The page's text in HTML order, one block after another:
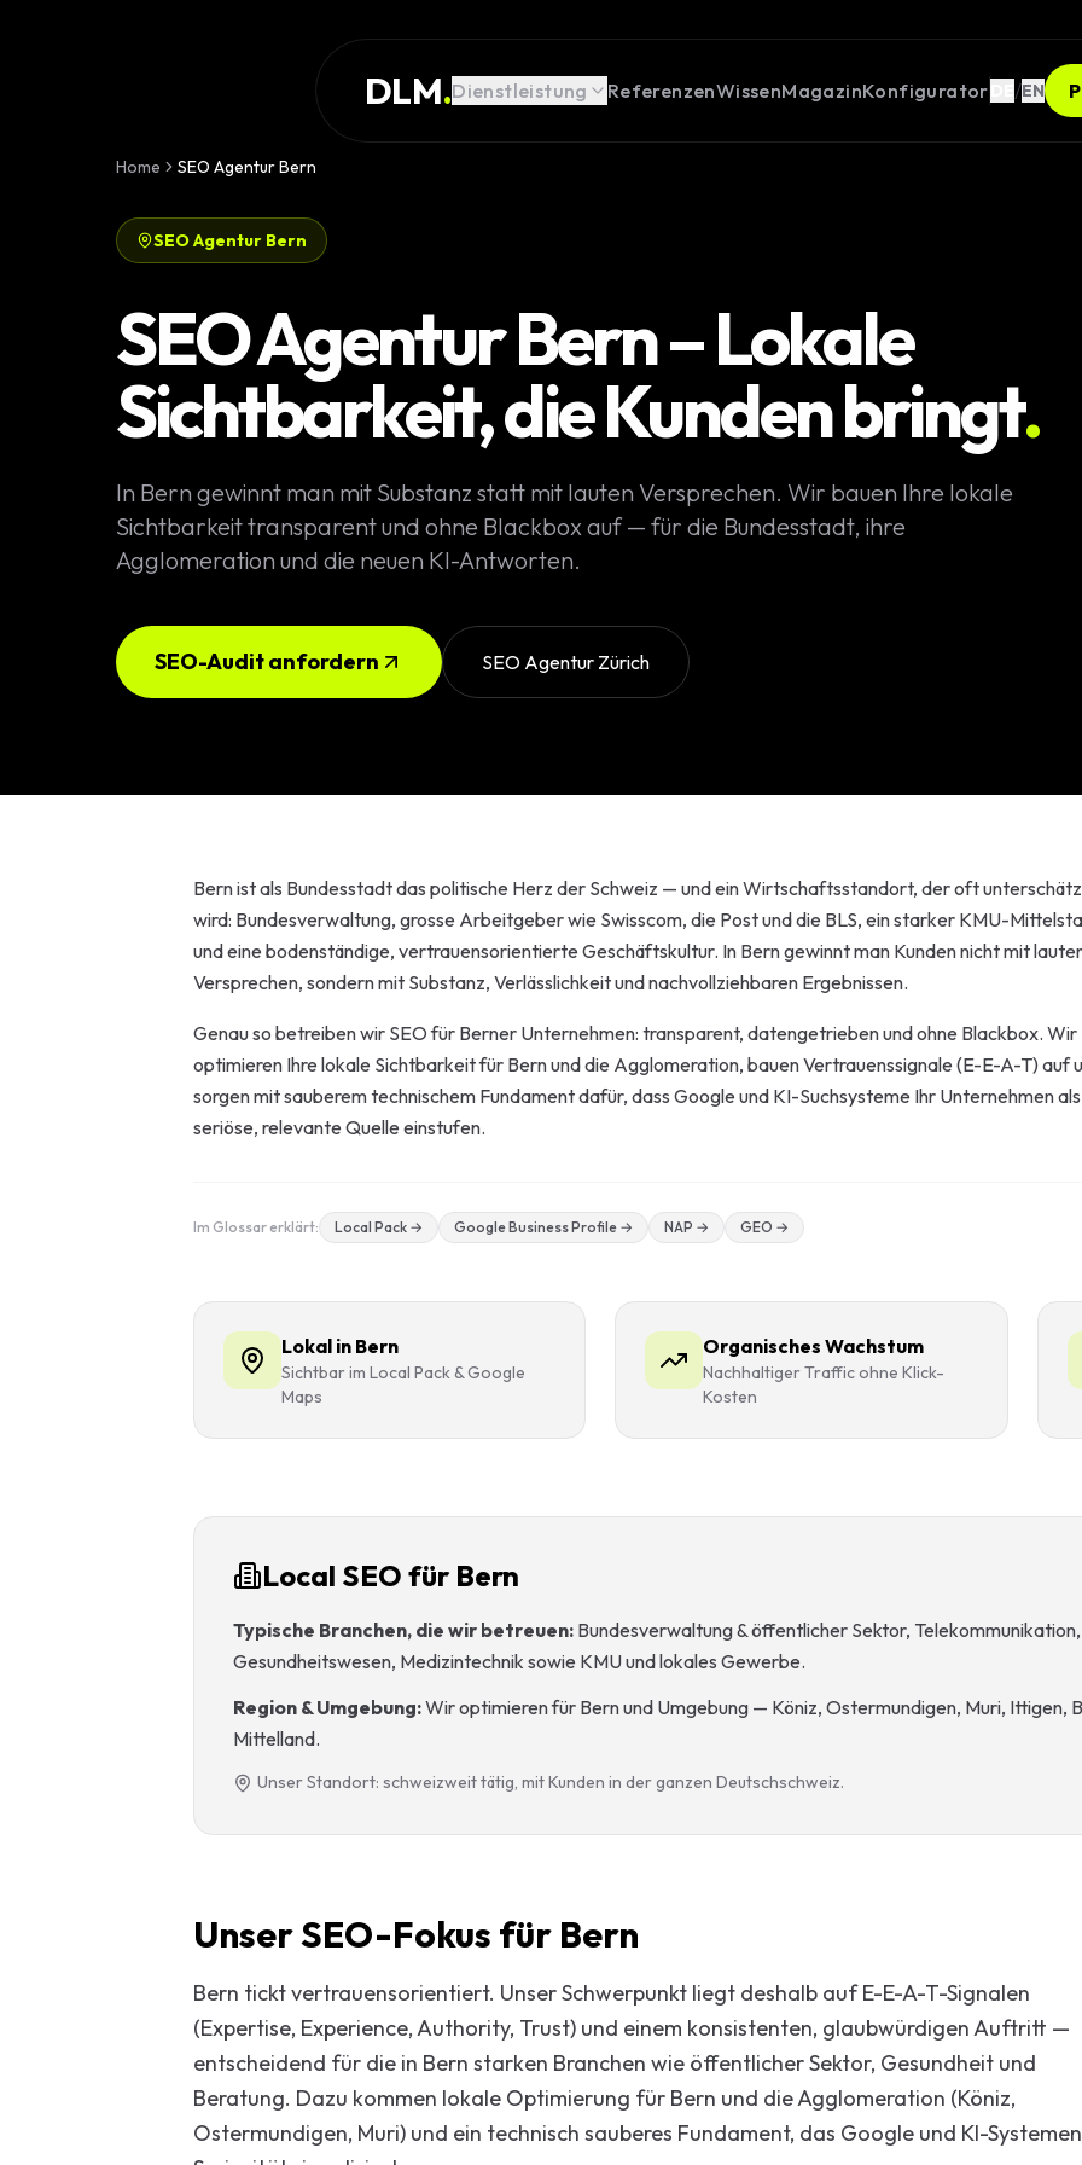
DLM.Dienstleistung ReferenzenWissenMagazinKonfigurator /EN
DIENSTLEISTUNG
REFERENZEN
WISSEN
GLOSSAR
KONFIGURATOR
RECHNER
PROJEKT
STARTEN
DE/EN
Landingpages
Premium Webseiten
Individueller Rechner /
Konfigurator
Individuelles UI/UX
SEO Strategien
GEO & Local SEO
Google Adwords
Consulting
Start-up-Beratung
Digitales Marketing-
Beratung
Home SEO Agentur Bern
SEO Agentur Bern
SEO Agentur Bern – Lokale
Sichtbarkeit, die Kunden bringt.
In Bern gewinnt man mit Substanz statt mit lauten Versprechen. Wir bauen Ihre lokale
Sichtbarkeit transparent und ohne Blackbox auf — für die Bundesstadt, ihre
Agglomeration und die neuen KI-Antworten.
SEO-Audit anfordern SEO Agentur Zürich
Bern ist als Bundesstadt das politische Herz der Schweiz — und ein Wirtschaftsstandort, der oft
wird: Bundesverwaltung, grosse Arbeitgeber wie Swisscom, die Post und die BLS, ein starker KMU-
und eine bodenständige, vertrauensorientierte Geschäftskultur. In Bern gewinnt man Kunden nicht mit
Versprechen, sondern mit Substanz, Verlässlichkeit und nachvollziehbaren Ergebnissen.
Genau so betreiben wir SEO für Berner Unternehmen: transparent, datengetrieben und ohne Blackbox. Wir
optimieren Ihre lokale Sichtbarkeit für Bern und die Agglomeration, bauen Vertrauenssignale (E-E-A-T) auf
sorgen mit sauberem technischem Fundament dafür, dass Google und KI-Suchsysteme Ihr Unternehmen als
seriöse, relevante Quelle einstufen.
Im Glossar erklärt: Local Pack → Google Business Profile → NAP → GEO →
Lokal in Bern
Sichtbar im Local Pack & Google
Maps
Organisches Wachstum
Nachhaltiger Traffic ohne Klick-
Kosten
Local SEO für Bern
Typische Branchen, die wir betreuen: Bundesverwaltung & öffentlicher Sektor,
Gesundheitswesen, Medizintechnik sowie KMU und lokales Gewerbe.
Region & Umgebung:Wir optimieren für Bern und Umgebung — Köniz, Ostermundigen, Muri, Ittigen,
Mittelland.
Unser Standort: schweizweit tätig, mit Kunden in der ganzen Deutschschweiz.
Unser SEO-Fokus für Bern
Bern tickt vertrauensorientiert. Unser Schwerpunkt liegt deshalb auf E-E-A-T-Signalen
(Expertise, Experience, Authority, Trust) und einem konsistenten, glaubwürdigen Auftritt —
entscheidend für die in Bern starken Branchen wie öffentlicher Sektor, Gesundheit und
Beratung. Dazu kommen lokale Optimierung für Bern und die Agglomeration (Köniz,
Ostermundigen, Muri) und ein technisch sauberes Fundament, das Google und KI-Systemen